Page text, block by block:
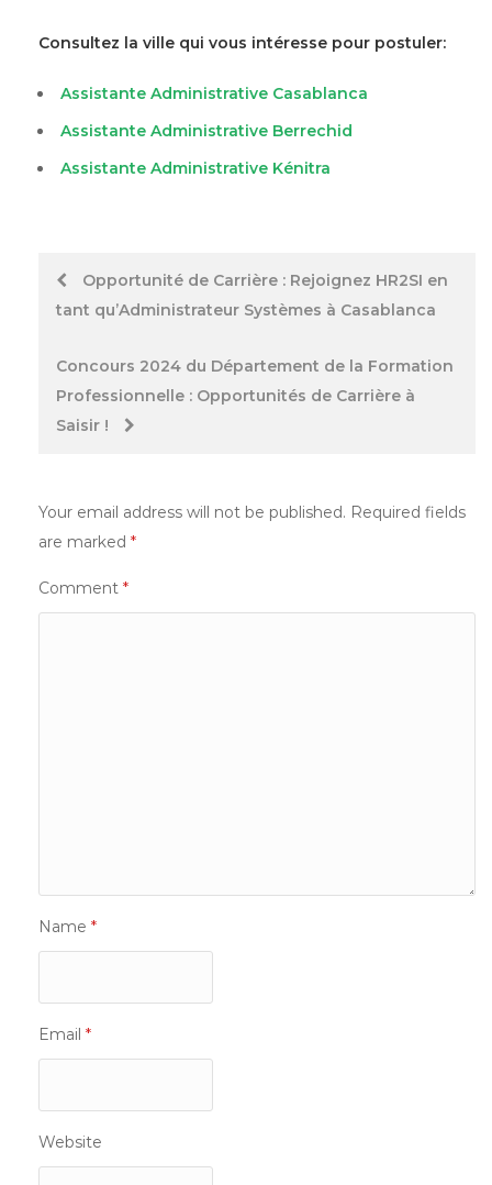
Consultez la ville qui vous intéresse pour postuler:
Assistante Administrative Casablanca
Assistante Administrative Berrechid
Assistante Administrative Kénitra
PostOpportunité de Carrière : Rejoignez HR2SI en
tant qu’Administrateur Systèmes à Casablanca
Concours 2024 du Département de la Formation
Professionnelle : Opportunités de Carrière à
Saisir !
Your email address will not be published. Required fields
are marked *
Comment *
Name *
Email *
Website